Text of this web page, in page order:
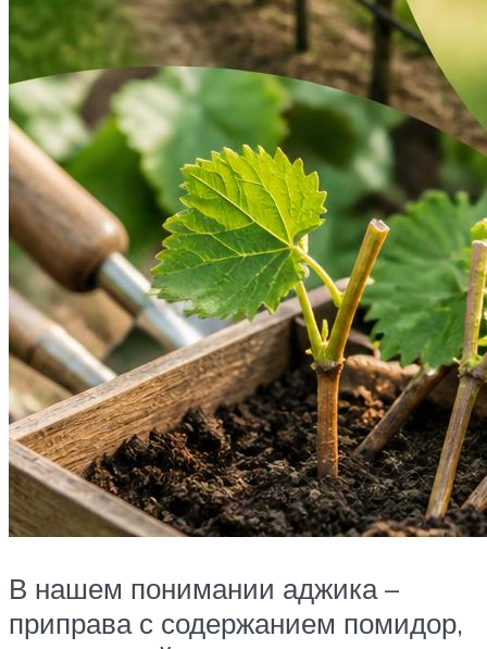
В нашем понимании аджика –
приправа с содержанием помидор,